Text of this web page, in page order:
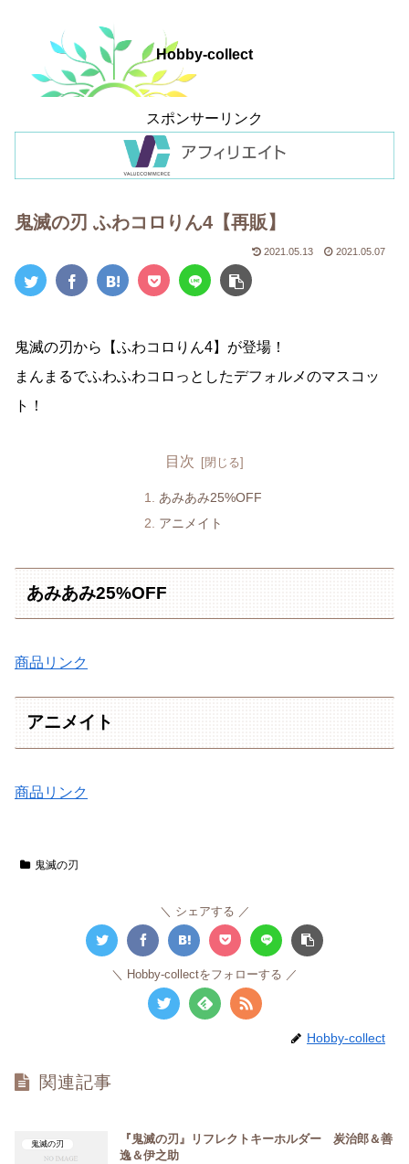
Hobby-collect
スポンサーリンク
鬼滅の刃 ふわコロりん4【再販】
2021.05.13 2021.05.07
鬼滅の刃から【ふわコロりん4】が登場！
まんまるでふわふわコロっとしたデフォルメのマスコッ
ト！
目次
あみあみ25%OFF
アニメイト
あみあみ25%OFF
商品リンク
アニメイト
商品リンク
鬼滅の刃
シェアする
Hobby-collectをフォローする
Hobby-collect
関連記事
鬼滅の刃
『鬼滅の刃』リフレクトキーホルダー 炭治郎＆善
逸＆伊之助